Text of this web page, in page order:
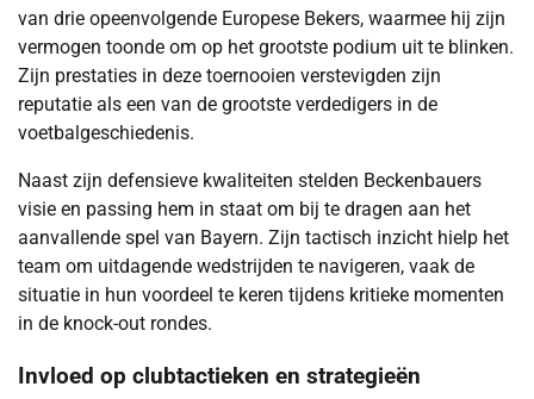
van drie opeenvolgende Europese Bekers, waarmee hij zijn
vermogen toonde om op het grootste podium uit te blinken.
Zijn prestaties in deze toernooien verstevigden zijn
reputatie als een van de grootste verdedigers in de
voetbalgeschiedenis.
Naast zijn defensieve kwaliteiten stelden Beckenbauers
visie en passing hem in staat om bij te dragen aan het
aanvallende spel van Bayern. Zijn tactisch inzicht hielp het
team om uitdagende wedstrijden te navigeren, vaak de
situatie in hun voordeel te keren tijdens kritieke momenten
in de knock-out rondes.
Invloed op clubtactieken en strategieën